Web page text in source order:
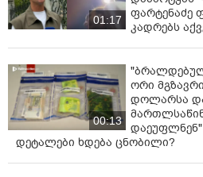
01:17
ფარტენაძე
კადრებს
00:13
ორი
დოლარსა
დეტალები ხდება ცნობილი?